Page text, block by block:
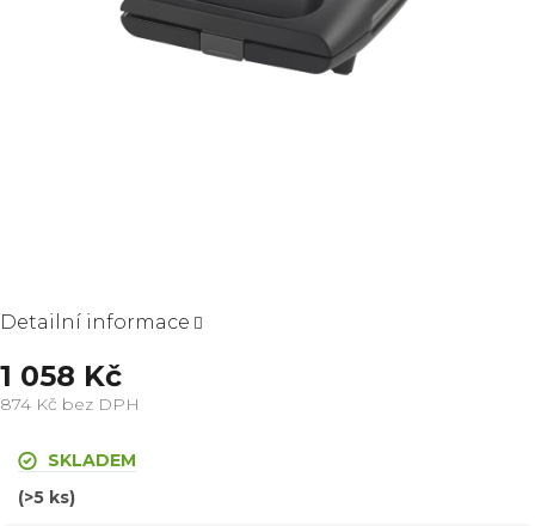
1 058 Kč
874 Kč bez DPH
cena:SKLADEM
(>5 ks)
Detailní informace